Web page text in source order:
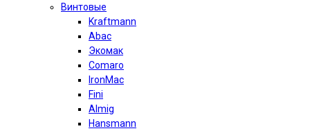
Винтовые
Kraftmann
Abac
Экомак
Comaro
IronMac
Fini
Almig
Hansmann